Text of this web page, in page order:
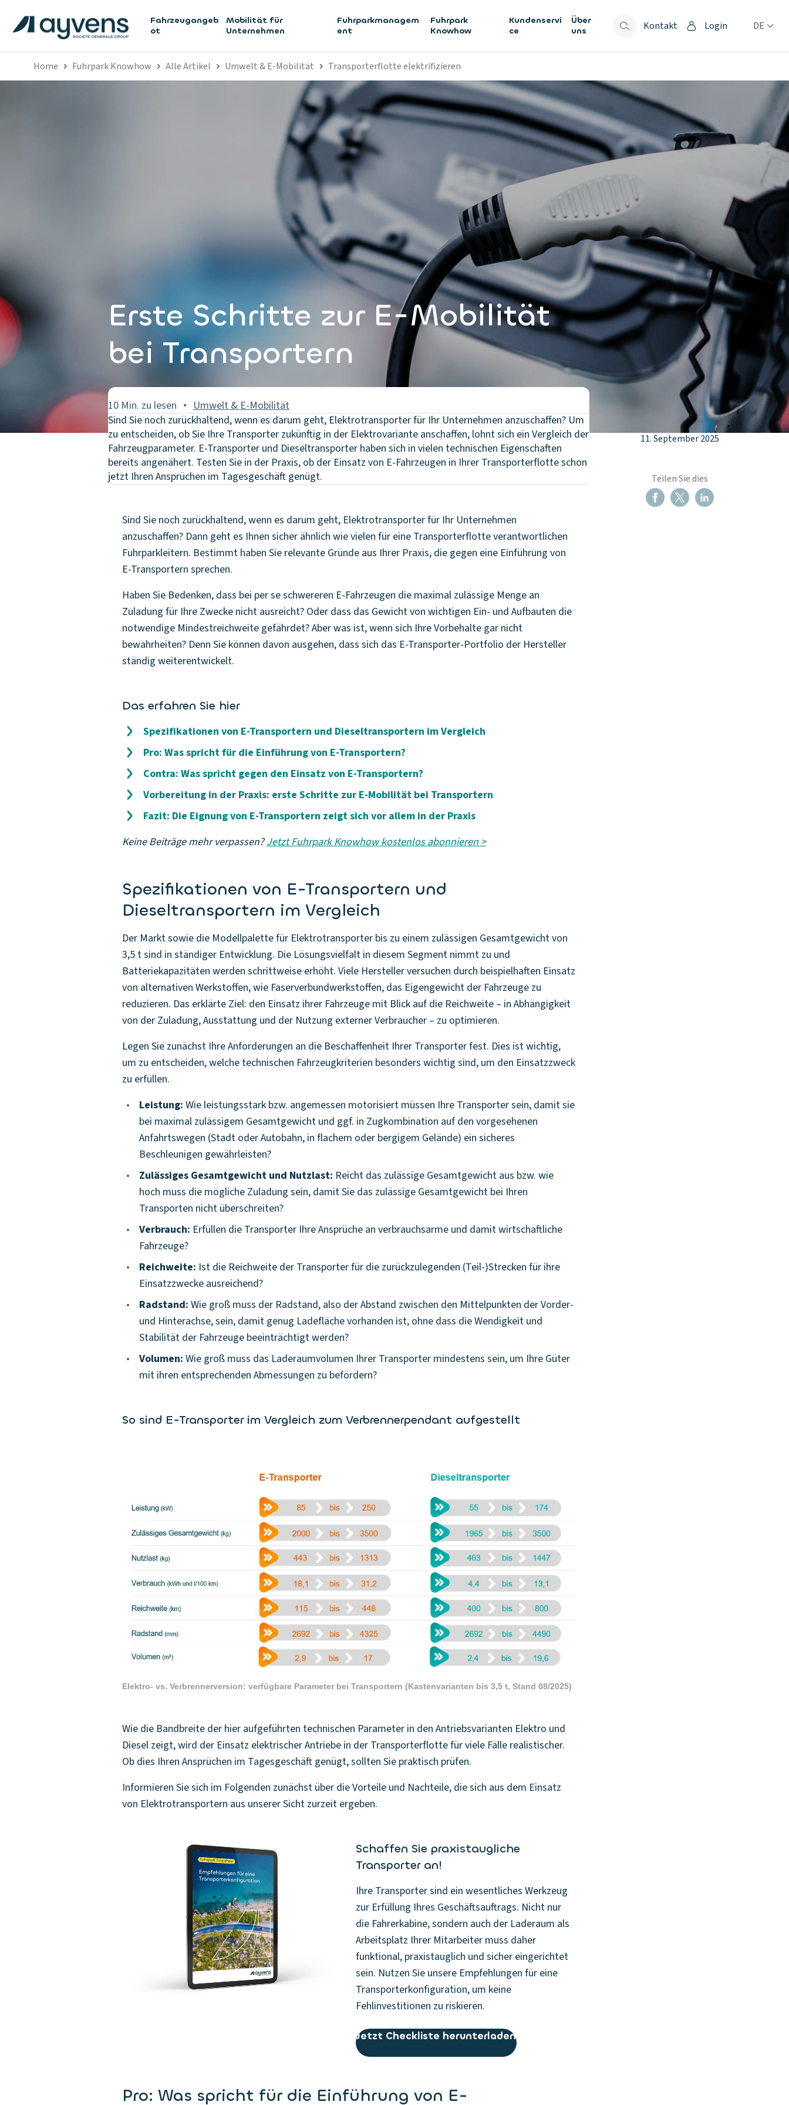
Fahrzeugangeb
ot
Mobilität für
Unternehmen
Fuhrparkmanagem
ent
Fuhrpark
Knowhow
Kundenservi
ce
Über
uns
Kontakt Login DE
Home Fuhrpark Knowhow Alle Artikel Umwelt & E-Mobilität Transporterflotte elektrifizieren
Erste Schritte zur E-Mobilität
bei Transportern
10 Min. zu lesen
Umwelt & E-Mobilität
Sind Sie noch zurückhaltend, wenn es darum geht, Elektrotransporter für Ihr Unternehmen anzuschaffen? Um
zu entscheiden, ob Sie Ihre Transporter zukünftig in der Elektrovariante anschaffen, lohnt sich ein Vergleich der
Fahrzeugparameter. E-Transporter und Dieseltransporter haben sich in vielen technischen Eigenschaften
bereits angenähert. Testen Sie in der Praxis, ob der Einsatz von E-Fahrzeugen in Ihrer Transporterflotte schon
jetzt Ihren Ansprüchen im Tagesgeschäft genügt.
Sind Sie noch zurückhaltend, wenn es darum geht, Elektrotransporter für Ihr Unternehmen
anzuschaffen? Dann geht es Ihnen sicher ähnlich wie vielen für eine Transporterflotte verantwortlichen
Fuhrparkleitern. Bestimmt haben Sie relevante Gründe aus Ihrer Praxis, die gegen eine Einführung von
E-Transportern sprechen.
Haben Sie Bedenken, dass bei per se schwereren E-Fahrzeugen die maximal zulässige Menge an
Zuladung für Ihre Zwecke nicht ausreicht? Oder dass das Gewicht von wichtigen Ein- und Aufbauten die
notwendige Mindestreichweite gefährdet? Aber was ist, wenn sich Ihre Vorbehalte gar nicht
bewahrheiten? Denn Sie können davon ausgehen, dass sich das E-Transporter-Portfolio der Hersteller
ständig weiterentwickelt.
Das erfahren Sie hier
Spezifikationen von E-Transportern und Dieseltransportern im Vergleich
Pro: Was spricht für die Einführung von E-Transportern?
Contra: Was spricht gegen den Einsatz von E-Transportern?
Vorbereitung in der Praxis: erste Schritte zur E-Mobilität bei Transportern
Fazit: Die Eignung von E-Transportern zeigt sich vor allem in der Praxis
Keine Beiträge mehr verpassen?Jetzt Fuhrpark Knowhow kostenlos abonnieren >
Spezifikationen von E-Transportern und
Dieseltransportern im Vergleich
Der Markt sowie die Modellpalette für Elektrotransporter bis zu einem zulässigen Gesamtgewicht von
3,5 t sind in ständiger Entwicklung. Die Lösungsvielfalt in diesem Segment nimmt zu und
Batteriekapazitäten werden schrittweise erhöht. Viele Hersteller versuchen durch beispielhaften Einsatz
von alternativen Werkstoffen, wie Faserverbundwerkstoffen, das Eigengewicht der Fahrzeuge zu
reduzieren. Das erklärte Ziel: den Einsatz ihrer Fahrzeuge mit Blick auf die Reichweite – in Abhängigkeit
von der Zuladung, Ausstattung und der Nutzung externer Verbraucher – zu optimieren.
Legen Sie zunächst Ihre Anforderungen an die Beschaffenheit Ihrer Transporter fest. Dies ist wichtig,
um zu entscheiden, welche technischen Fahrzeugkriterien besonders wichtig sind, um den Einsatzzweck
zu erfüllen.
•
Leistung: Wie leistungsstark bzw. angemessen motorisiert müssen Ihre Transporter sein, damit sie
bei maximal zulässigem Gesamtgewicht und ggf. in Zugkombination auf den vorgesehenen
Anfahrtswegen (Stadt oder Autobahn, in flachem oder bergigem Gelände) ein sicheres
Beschleunigen gewährleisten?
•
Zulässiges Gesamtgewicht und Nutzlast: Reicht das zulässige Gesamtgewicht aus bzw. wie
hoch muss die mögliche Zuladung sein, damit Sie das zulässige Gesamtgewicht bei Ihren
Transporten nicht überschreiten?
•
Verbrauch: Erfüllen die Transporter Ihre Ansprüche an verbrauchsarme und damit wirtschaftliche
Fahrzeuge?
•
Reichweite: Ist die Reichweite der Transporter für die zurückzulegenden (Teil-)Strecken für ihre
Einsatzzwecke ausreichend?
•
Radstand: Wie groß muss der Radstand, also der Abstand zwischen den Mittelpunkten der Vorder-
und Hinterachse, sein, damit genug Ladefläche vorhanden ist, ohne dass die Wendigkeit und
Stabilität der Fahrzeuge beeinträchtigt werden?
•
Volumen: Wie groß muss das Laderaumvolumen Ihrer Transporter mindestens sein, um Ihre Güter
mit ihren entsprechenden Abmessungen zu befördern?
So sind E-Transporter im Vergleich zum Verbrennerpendant aufgestellt
Elektro- vs. Verbrennerversion: verfügbare Parameter bei Transportern (Kastenvarianten bis 3,5 t, Stand 08/2025)
Wie die Bandbreite der hier aufgeführten technischen Parameter in den Antriebsvarianten Elektro und
Diesel zeigt, wird der Einsatz elektrischer Antriebe in der Transporterflotte für viele Fälle realistischer.
Ob dies Ihren Ansprüchen im Tagesgeschäft genügt, sollten Sie praktisch prüfen.
Informieren Sie sich im Folgenden zunächst über die Vorteile und Nachteile, die sich aus dem Einsatz
von Elektrotransportern aus unserer Sicht zurzeit ergeben.
Schaffen Sie praxistaugliche
Transporter an!
Ihre Transporter sind ein wesentliches Werkzeug
zur Erfüllung Ihres Geschäftsauftrags. Nicht nur
die Fahrerkabine, sondern auch der Laderaum als
Arbeitsplatz Ihrer Mitarbeiter muss daher
funktional, praxistauglich und sicher eingerichtet
sein. Nutzen Sie unsere Empfehlungen für eine
Transporterkonfiguration, um keine
Fehlinvestitionen zu riskieren.
Jetzt Checkliste herunterladen
Pro: Was spricht für die Einführung von E-
11. September 2025
Teilen Sie dies